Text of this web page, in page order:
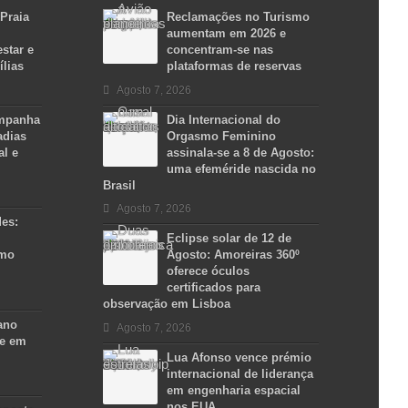
e
e
em
Reclamações no Turismo
aumentam em 2026 e
concentram-se nas
plataformas de reservas
Agosto 7, 2026
Dia Internacional do
Orgasmo Feminino
assinala-se a 8 de Agosto:
uma efeméride nascida no
Brasil
Agosto 7, 2026
Eclipse solar de 12 de
Agosto: Amoreiras 360º
oferece óculos
certificados para
observação em Lisboa
Agosto 7, 2026
Lua Afonso vence prémio
internacional de liderança
em engenharia espacial